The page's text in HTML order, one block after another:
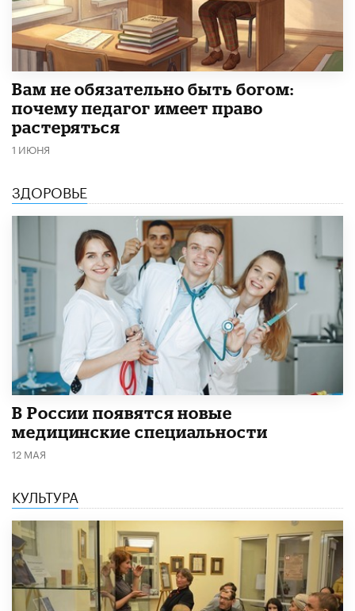
​Вам не обязательно быть богом:
почему педагог имеет право
растеряться
1 ИЮНЯ
ЗДОРОВЬЕ
В России появятся новые
медицинские специальности
12 МАЯ
КУЛЬТУРА